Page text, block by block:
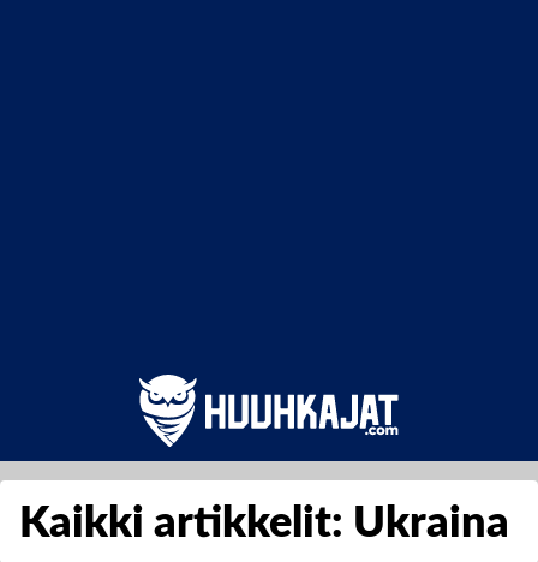
Kaikki artikkelit: Ukraina